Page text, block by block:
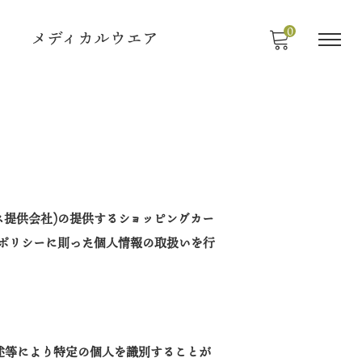
メディカルウエア 0
供会社)の提供するショッピングカー
リシーに則った個人情報の取扱いを行
により特定の個人を識別することが